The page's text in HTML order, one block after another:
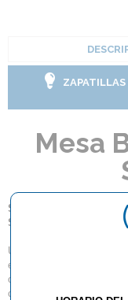
Mesa
Superficie de 22 mm -
Supercompacto
Una mesa muy popular
en clubes y actividades
ofrece unas
cuatro ruedas —dos de